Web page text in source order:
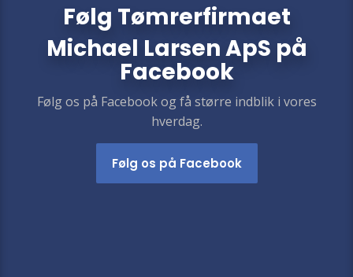
​​Følg Tømrerfirmaet
Michael Larsen ApS på
Facebook
Følg os på Facebook og få større indblik i vores
hverdag.​
Følg os på Facebook​